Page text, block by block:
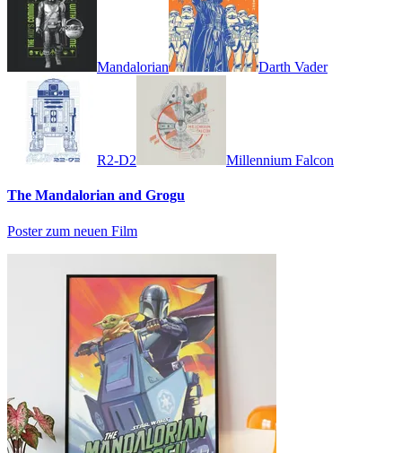
Mandalorian Darth Vader
R2-D2 Millennium Falcon
The Mandalorian and Grogu
Poster zum neuen Film